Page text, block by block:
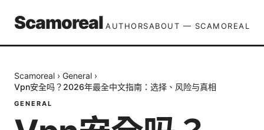
Scamoreal AUTHORSABOUT — SCAMOREAL
Scamoreal › General ›
Vpn安全吗？2026年最全中文指南：选择、风险与真相
GENERAL